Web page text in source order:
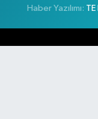
Haber Yazılımı: TE